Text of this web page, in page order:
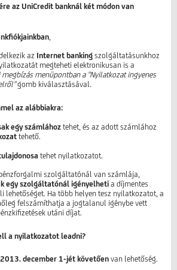
az UniCredit banknál két módon van
,
az Internet banking szolgáltatásunkhoz
megteheti elektronikusan is a
menüpontban a "Nyilatkozat ingyenes
gomb kiválasztásával.
az alábbiakra:
egy számlához tehet, és az adott számlához
tehető.
tehet nyilatkozatot.
szolgáltatónál van számlája,
egy szolgáltatónál igényelheti a díjmentes
lehetőséget. Ha több helyen tesz nyilatkozatot, a
felszámíthatja a jogtalanul igénybe vett
utáni díjat.
a nyilatkozatot leadni?
2013. december 1-jét követően van lehetőség.